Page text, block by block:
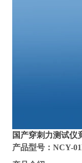
国产穿刺力测试仪
产品型号：NCY-